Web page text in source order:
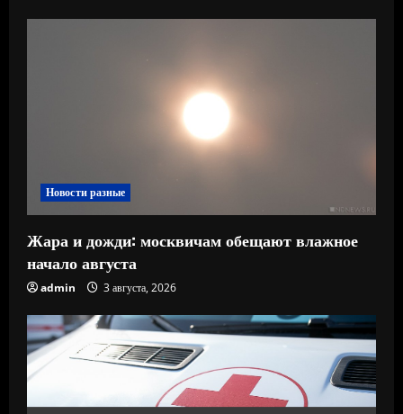
Новости разные
Жара и дожди: москвичам обещают влажное
начало августа
admin 3 августа, 2026